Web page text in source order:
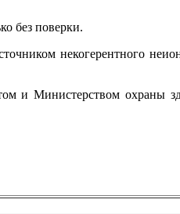
без поверки.
некогерентного
и Министерством охраны